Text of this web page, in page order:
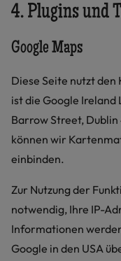
4. Plugins und
Google Maps
Diese Seite nutzt
ist die Google Ireland
Barrow Street,
können wir
einbinden.
Zur Nutzung der
notwendig, Ihre IP-
Informationen
Google in den USA